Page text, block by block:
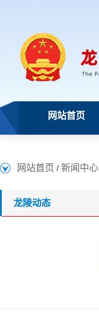
网站首页
网站首页 / 新闻中心
龙陵动态